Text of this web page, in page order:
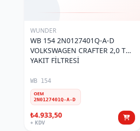
WUNDER
WB 154 2N0127401Q-A-D
VOLKSWAGEN CRAFTER 2,0 TDI
YAKIT FİLTRESİ
WB 154
OEM
2N0127401Q-A-D
₺4.933,50
+ KDV